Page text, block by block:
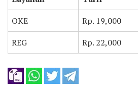
OKE
Rp. 19,000
REG
Rp. 22,000